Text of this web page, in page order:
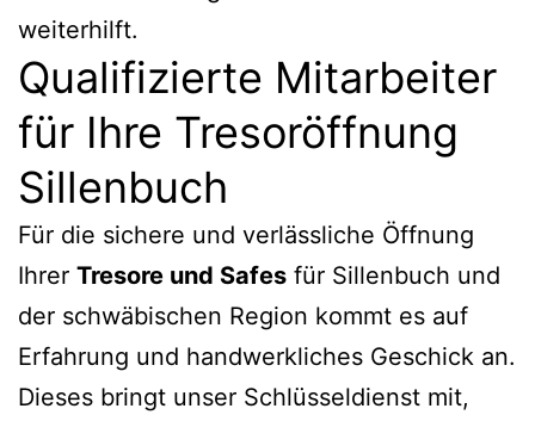
weiterhilft.
Qualifizierte Mitarbeiter
für Ihre Tresoröffnung
Sillenbuch
Für die sichere und verlässliche Öffnung
Ihrer Tresore und Safes für Sillenbuch und
der schwäbischen Region kommt es auf
Erfahrung und handwerkliches Geschick an.
Dieses bringt unser Schlüsseldienst mit,